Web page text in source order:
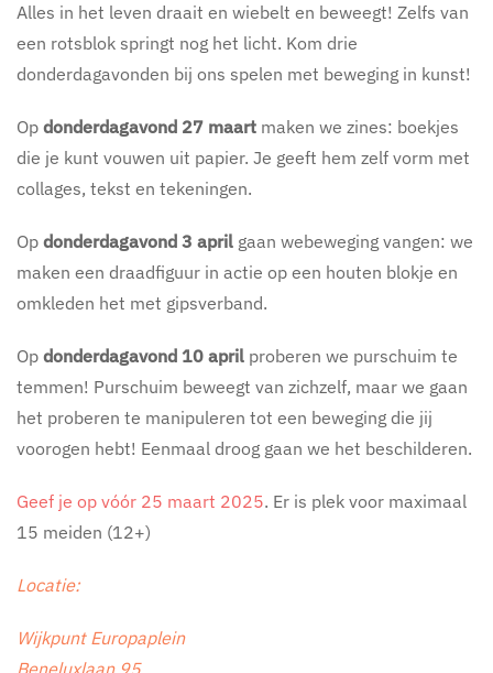
Alles in het leven draait en wiebelt en beweegt! Zelfs van
een rotsblok springt nog het licht. Kom drie
donderdagavonden bij ons spelen met beweging in kunst!
Op donderdagavond 27 maart maken we zines: boekjes
die je kunt vouwen uit papier. Je geeft hem zelf vorm met
collages, tekst en tekeningen.
Op donderdagavond 3 april gaan webeweging vangen: we
maken een draadfiguur in actie op een houten blokje en
omkleden het met gipsverband.
Op donderdagavond 10 april proberen we purschuim te
temmen! Purschuim beweegt van zichzelf, maar we gaan
het proberen te manipuleren tot een beweging die jij
voorogen hebt! Eenmaal droog gaan we het beschilderen.
Geef je op vóór 25 maart 2025. Er is plek voor maximaal
15 meiden (12+)
Locatie:
Wijkpunt Europaplein
Beneluxlaan 95